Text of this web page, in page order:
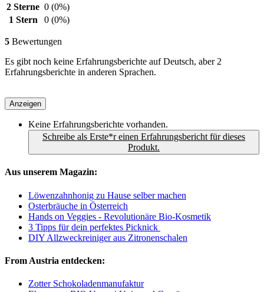
2 Sterne 0 (0%)
1 Stern
0 (0%)
5 Bewertungen
Es gibt noch keine Erfahrungsberichte auf Deutsch, aber 2
Erfahrungsberichte in anderen Sprachen.
Anzeigen
Keine Erfahrungsberichte vorhanden.
Schreibe als Erste*r einen Erfahrungsbericht für dieses
Produkt.
Aus unserem Magazin:
Löwenzahnhonig zu Hause selber machen
Osterbräuche in Österreich
Hands on Veggies - Revolutionäre Bio-Kosmetik
3 Tipps für dein perfektes Picknick
DIY Allzweckreiniger aus Zitronenschalen
From Austria entdecken:
Zotter Schokoladenmanufaktur